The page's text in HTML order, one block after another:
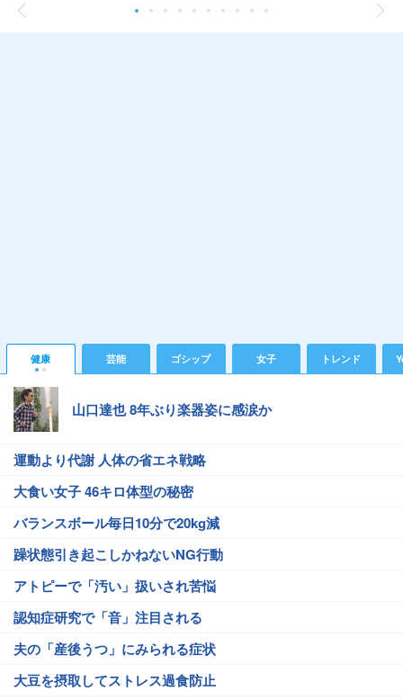
健康 芸能 ゴシップ 女子 トレンド
山口達也 8年ぶり楽器姿に感涙か
運動より代謝 人体の省エネ戦略
大食い女子 46キロ体型の秘密
バランスボール毎日10分で20kg減
躁状態引き起こしかねないNG行動
アトピーで「汚い」扱いされ苦悩
認知症研究で「音」注目される
夫の「産後うつ」にみられる症状
大豆を摂取してストレス過食防止